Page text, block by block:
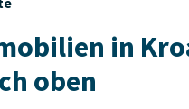
in
oben